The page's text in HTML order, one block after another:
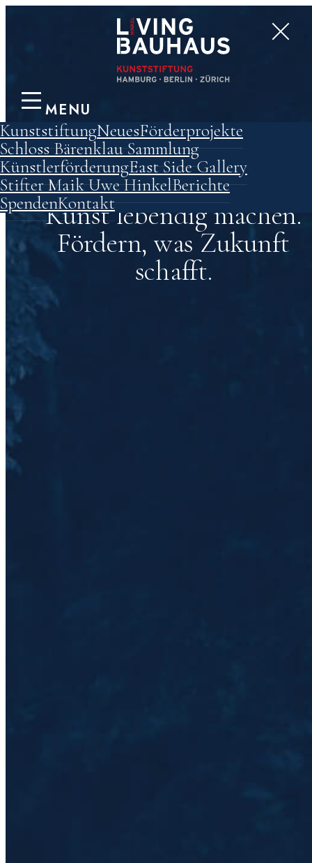
MENU
KunststiftungNeuesFörderprojekte
Schloss BärenklauSammlung
KünstlerförderungEast Side Gallery
Stifter Maik Uwe HinkelBerichte
SpendenKontakt
Unsere Förderprojekte:
Kunst lebendig machen.
Fördern, was Zukunft
schafft.